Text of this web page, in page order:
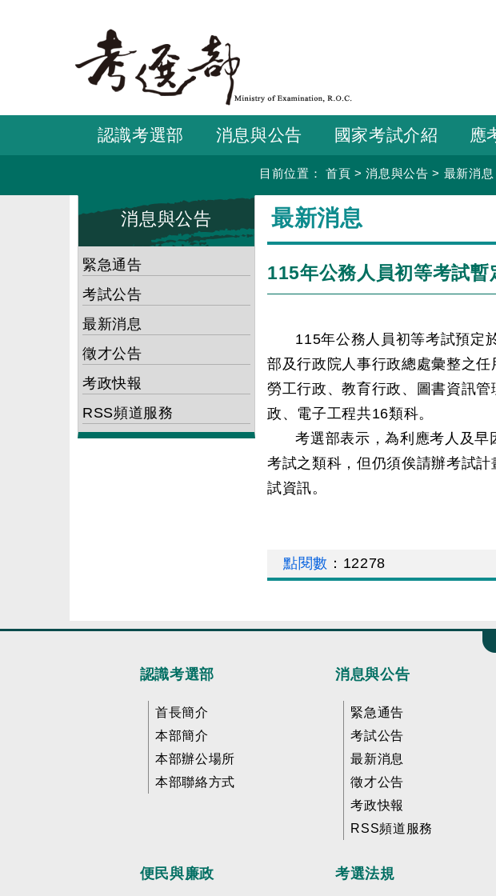
要
容
認識考選部 消息與公告 國家考試介紹 應
目前位置： 首頁 >消息與公告 > 最新消息
消息與公告
緊急通告
考試公告
最新消息
徵才公告
考政快報
RSS頻道服務
:::
最新消息
115年公務人員初等考試暫
115年公務人員初等考試預定
部及行政院人事行政總處彙整之
勞工行政、教育行政、圖書資訊
政、電子工程共16類科。
考選部表示，為利應考人及
考試之類科，但仍須俟請辦考試
試資訊。
點閱數 ： 12278
認識考選部
首長簡介
本部簡介
本部辦公場所
本部聯絡方式
消息與公告
緊急通告
考試公告
最新消息
徵才公告
考政快報
RSS頻道服務
便民與廉政 考選法規